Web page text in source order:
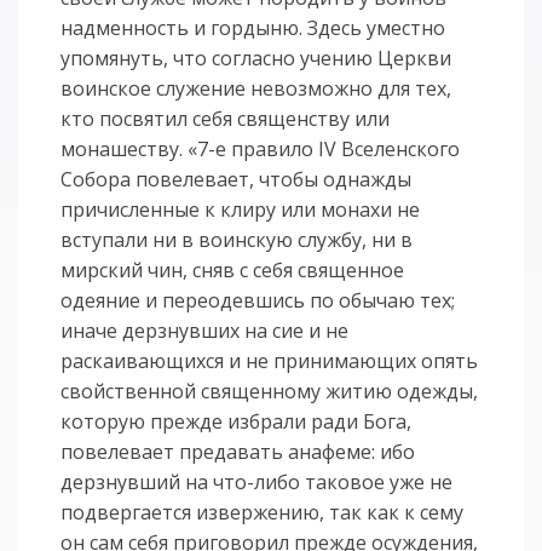
надменность и гордыню. Здесь уместно
упомянуть, что согласно учению Церкви
воинское служение невозможно для тех,
кто посвятил себя священству или
монашеству. «7-е правило IV Вселенского
Собора повелевает, чтобы однажды
причисленные к клиру или монахи не
вступали ни в воинскую службу, ни в
мирский чин, сняв с себя священное
одеяние и переодевшись по обычаю тех;
иначе дерзнувших на сие и не
раскаивающихся и не принимающих опять
свойственной священному житию одежды,
которую прежде избрали ради Бога,
повелевает предавать анафеме: ибо
дерзнувший на что-либо таковое уже не
подвергается извержению, так как к сему
он сам себя приговорил прежде осуждения,